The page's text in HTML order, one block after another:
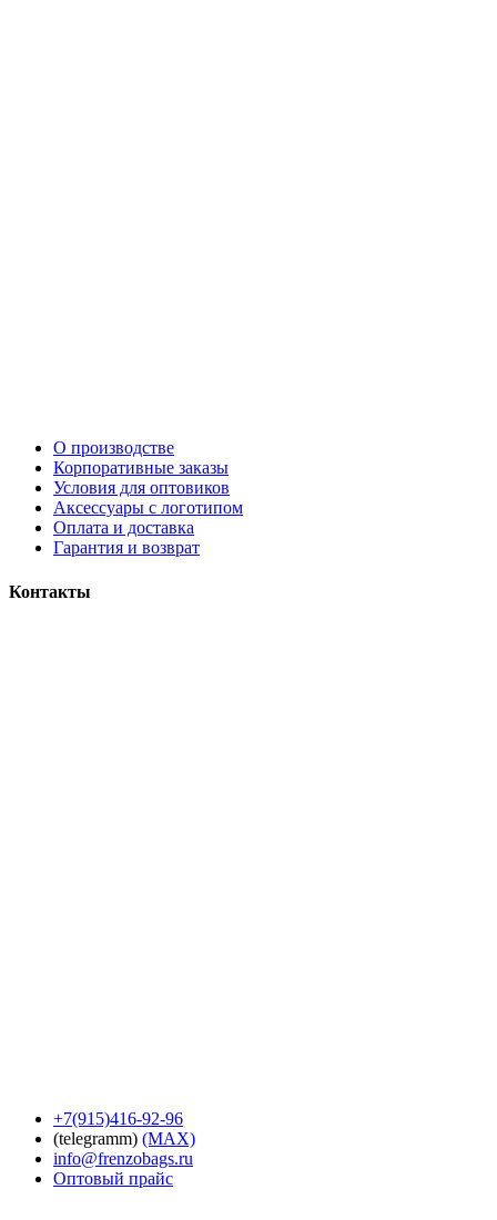
О производстве
Корпоративные заказы
Условия для оптовиков
Аксессуары с логотипом
Оплата и доставка
Гарантия и возврат
Контакты
+7(915)416-92-96
(telegramm) (MAX)
info@frenzobags.ru
Оптовый прайс